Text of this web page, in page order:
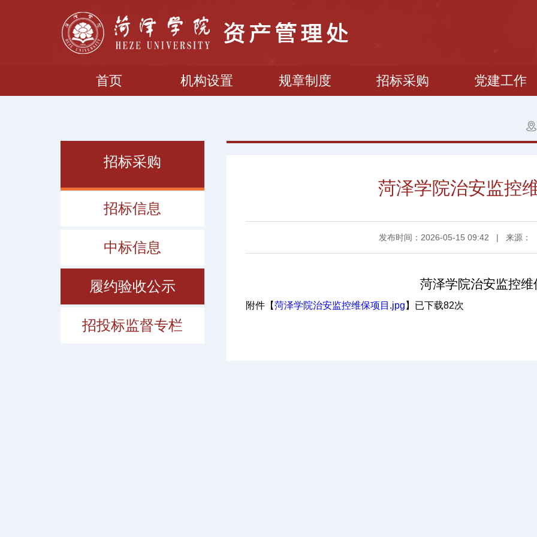
首页 机构设置 规章制度 招标采购 党建工作
招标采购
招标信息
中标信息
履约验收公示
招投标监督专栏
菏泽学院治安监控
发布时间：2026-05-15 09:42 | 来源：
菏泽学院治安监控维
附件【菏泽学院治安监控维保项目.jpg 】已下载82次